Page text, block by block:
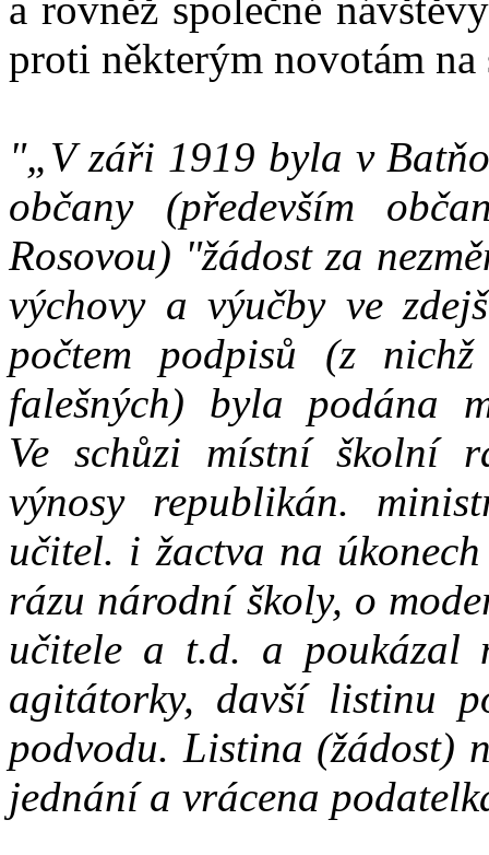
proti některým novotám na
"„V záři 1919 byla v
občany (především
Rosovou) "žádost za
výchovy a výučby ve
počtem podpisů (z
falešných) byla podána
Ve schůzi místní školní
výnosy republikán.
učitel. i žactva na
rázu národní školy, o
učitele a t.d. a poukázal
agitátorky, davší listinu
podvodu. Listina (žádost)
jednání a vrácena